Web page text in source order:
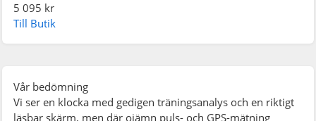
5 095 kr
Till Butik
Vår bedömning
Vi ser en klocka med gedigen träningsanalys och en riktigt
läsbar skärm, men där ojämn puls- och GPS-mätning